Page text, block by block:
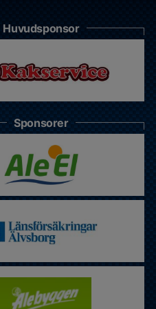
Huvudsponsor
Sponsorer